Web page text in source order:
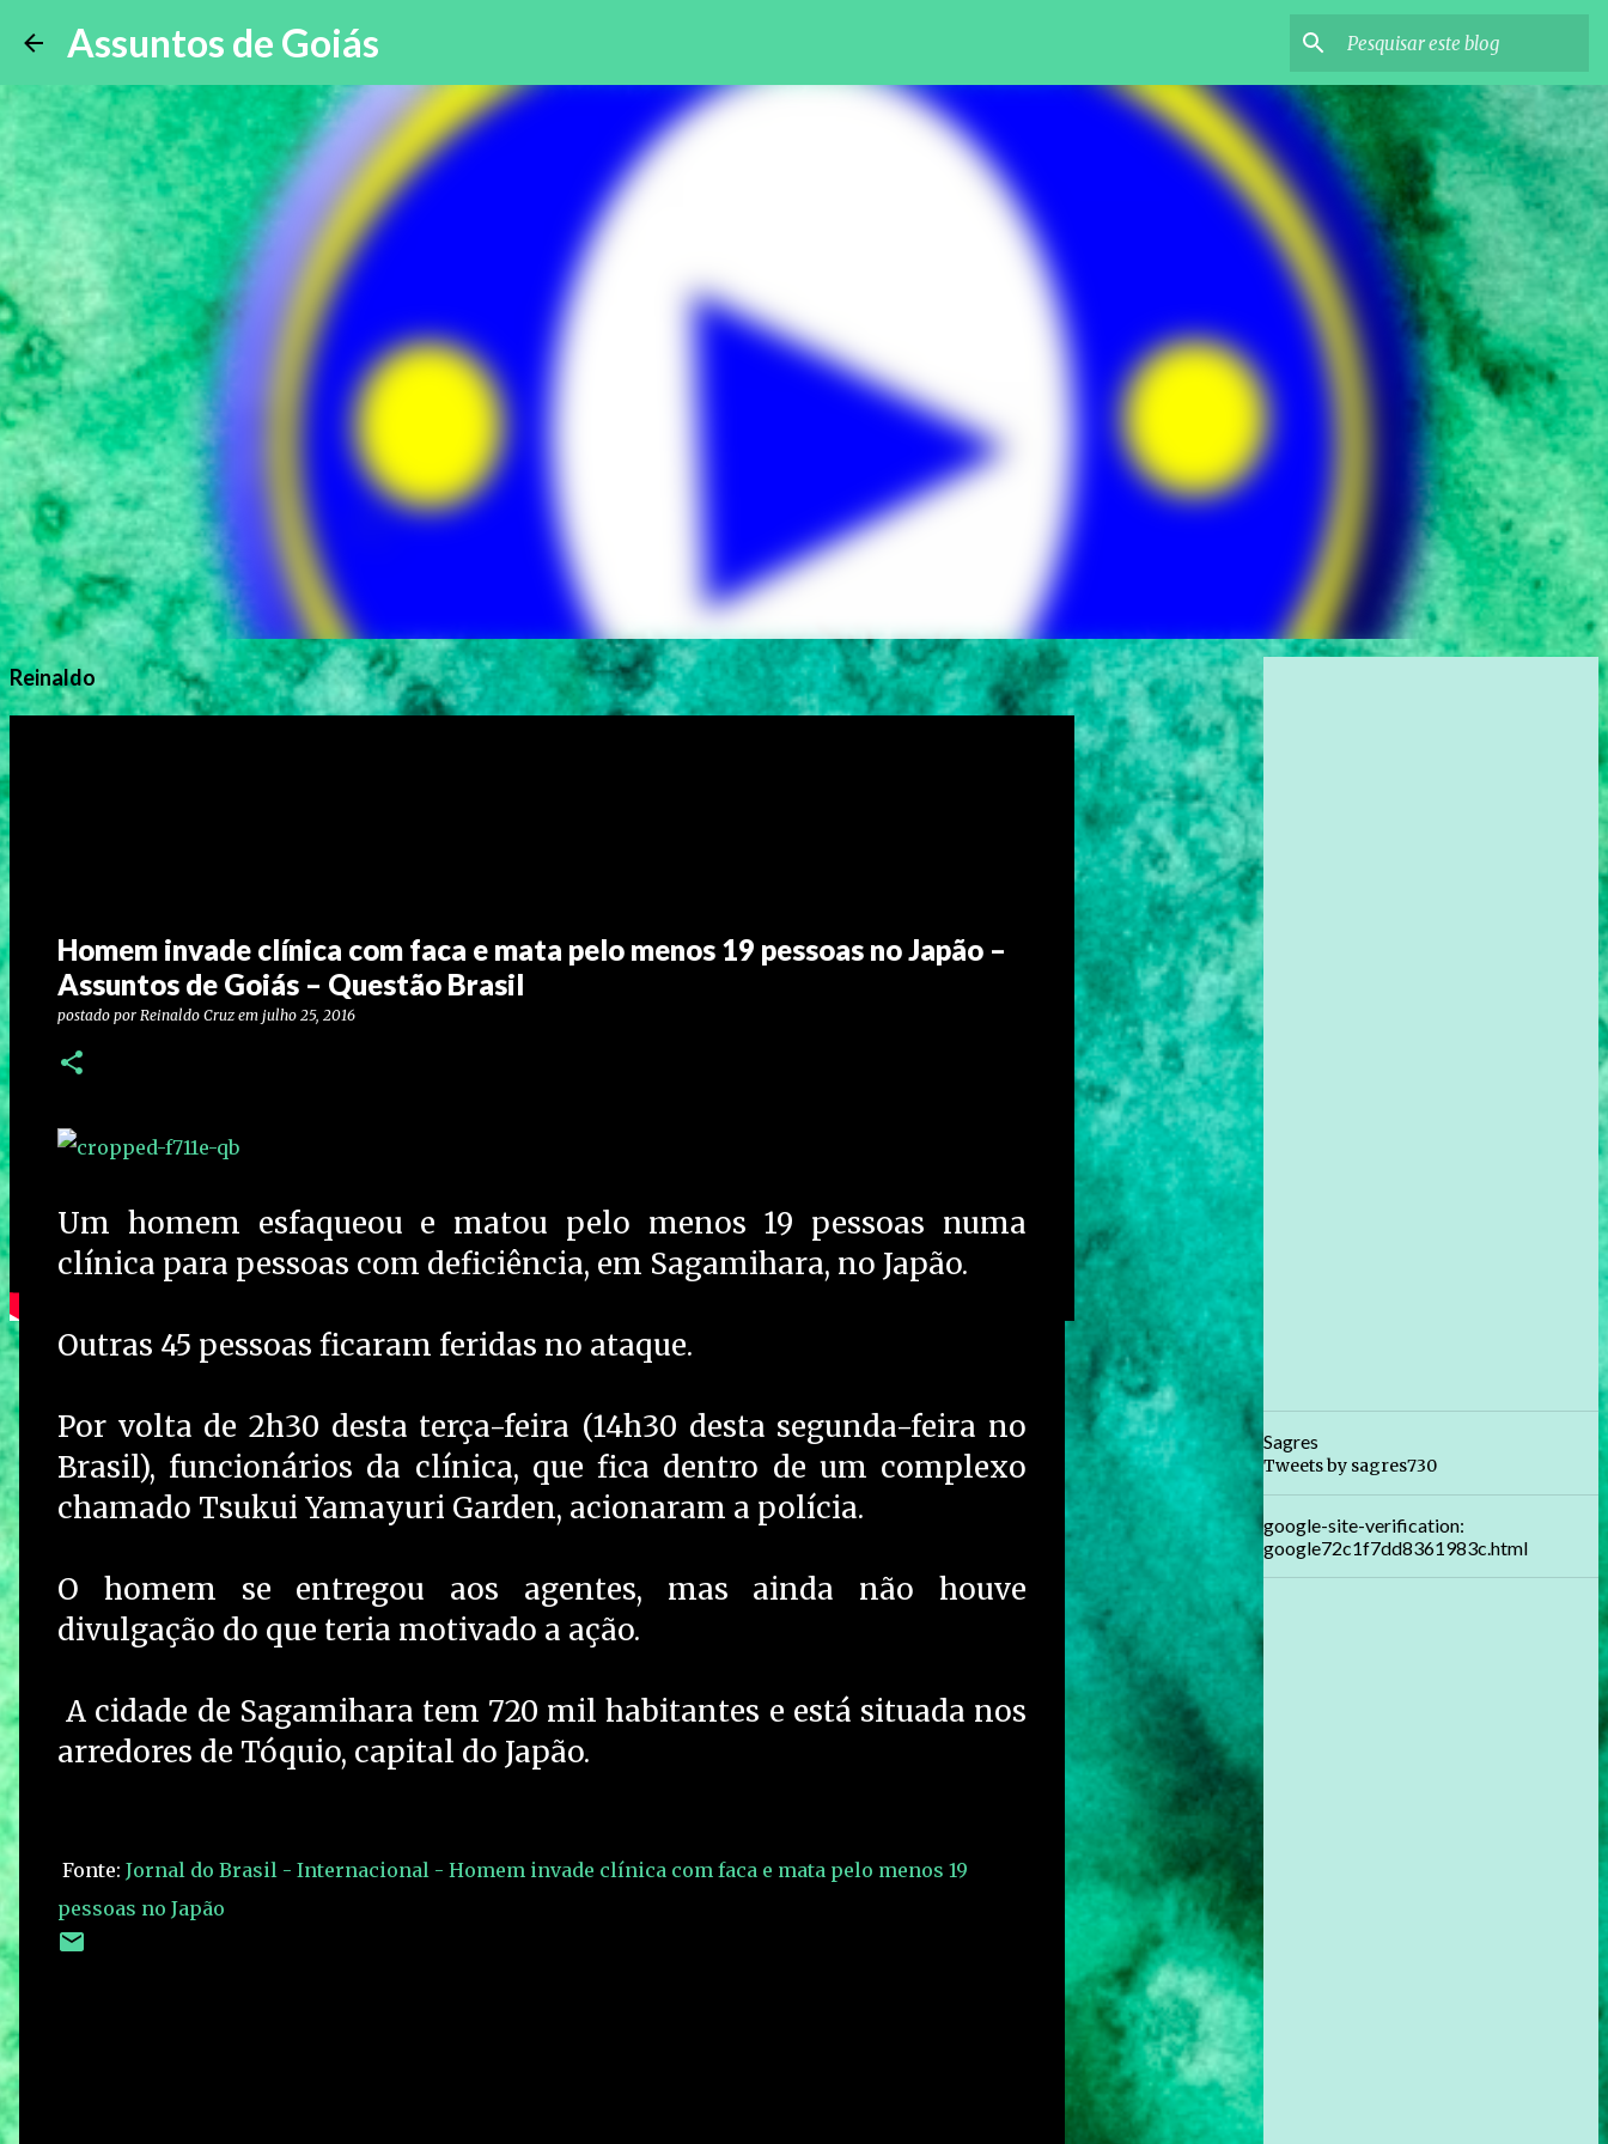
Assuntos de Goiás
Reinaldo
Homem invade clínica com faca e mata pelo menos 19 pessoas no Japão –
Assuntos de Goiás – Questão Brasil
postado por Reinaldo Cruz em julho 25, 2016
Um homem esfaqueou e matou pelo menos 19 pessoas numa
clínica para pessoas com deficiência, em Sagamihara, no Japão.
Outras 45 pessoas ficaram feridas no ataque.
Por volta de 2h30 desta terça-feira (14h30 desta segunda-feira no
Brasil), funcionários da clínica, que fica dentro de um complexo
chamado Tsukui Yamayuri Garden, acionaram a polícia.
O homem se entregou aos agentes, mas ainda não houve
divulgação do que teria motivado a ação.
A cidade de Sagamihara tem 720 mil habitantes e está situada nos
arredores de Tóquio, capital do Japão.
Fonte: Jornal do Brasil - Internacional - Homem invade clínica com faca e mata pelo menos 19
pessoas no Japão
Sagres
Tweets by sagres730
google-site-verification:
google72c1f7dd8361983c.html